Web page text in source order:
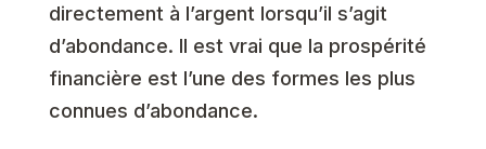
directement à l’argent lorsqu’il s’agit
d’abondance. Il est vrai que la prospérité
financière est l’une des formes les plus
connues d’abondance.